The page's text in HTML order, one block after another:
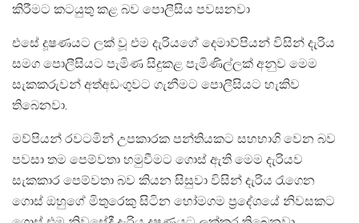
කිරීමට කටයුතු කළ බව පොලීසිය පවසනවා
එසේ දූෂණයට ලක් වූ එම දැරියගේ දෙමාව්පියන් විසින් දැරිය
සමග පොලීසියට පැමිණ සිදුකළ පැමිණිල්ලක් අනුව මෙම
සැකකරුවන් අත්අඩංගුවට ගැනීමට පොලීසියට හැකිව
තිබෙනවා.
මව්පියන් රවටමින් උපකාරක පන්තියකට සහභාගි වෙන බව
පවසා තම පෙම්වතා හමුවීමට ගොස් ඇති මෙම දැරියව
සැකකාර පෙම්වතා බව කියන සිසුවා විසින් දැරිය රැගෙන
ගොස් ඔහුගේ මිතුරෙකු සිටින හෝමගම ප්‍රදේශයේ නිවසකට